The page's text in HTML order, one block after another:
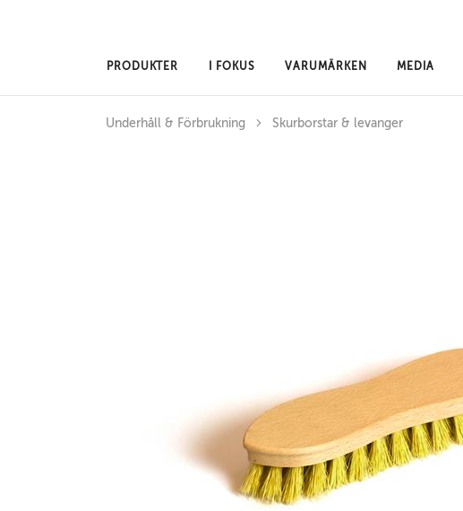
PRODUKTER I FOKUS VARUMÄRKEN MEDIA
Underhåll & Förbrukning Skurborstar & levanger